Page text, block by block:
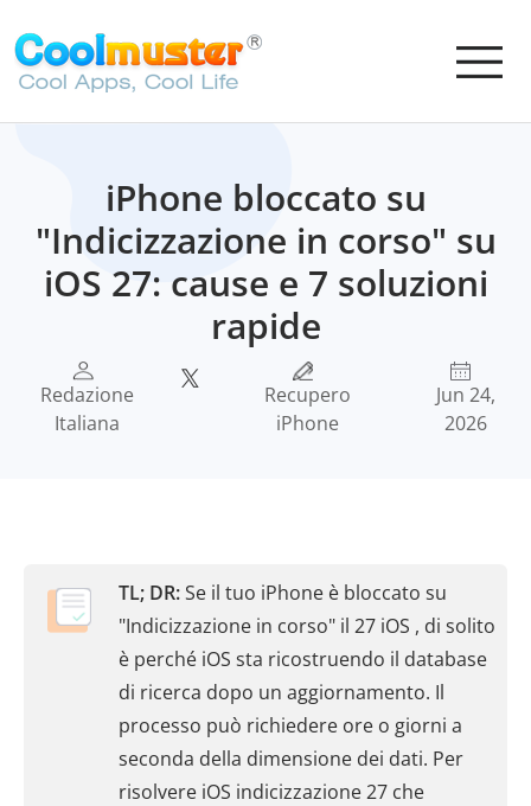
iPhone bloccato su
"Indicizzazione in corso" su
iOS 27: cause e 7 soluzioni
rapide
Redazione
Italiana
Recupero
iPhone
Jun 24,
2026
TL; DR:Se il tuo iPhone è bloccato su
"Indicizzazione in corso" il 27 iOS , di solito
è perché iOS sta ricostruendo il database
di ricerca dopo un aggiornamento. Il
processo può richiedere ore o giorni a
seconda della dimensione dei dati. Per
risolvere iOS indicizzazione 27 che